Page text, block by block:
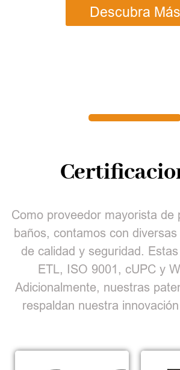
Descubra Más
Como proveedor mayorista de
baños, contamos con
de calidad y seguridad.
ETL, ISO 9001, cUPC y
Adicionalmente, nuestras
respaldan nuestra